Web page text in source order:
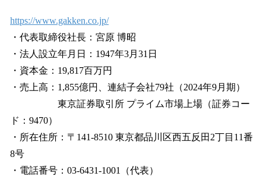
https://www.gakken.co.jp/
・代表取締役社長：宮原 博昭
・法人設立年月日：1947年3月31日
・資本金：19,817百万円
・売上高：1,855億円、連結子会社79社（2024年9月期）
東京証券取引所 プライム市場上場（証券コー
ド：9470）
・所在住所：〒141-8510 東京都品川区西五反田2丁目11番
8号
・電話番号：03-6431-1001（代表）